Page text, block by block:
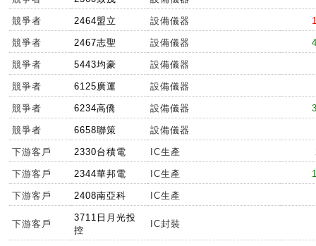
競爭者 2464盟立 設備儀器
競爭者 2467志聖 設備儀器
競爭者 5443均豪 設備儀器
競爭者 6125廣運 設備儀器
競爭者 6234高僑 設備儀器
競爭者 6658聯策 設備儀器
下游客戶 2330台積電 IC生產
下游客戶 2344華邦電 IC生產
下游客戶 2408南亞科 IC生產
下游客戶
3711日月光投
控
IC封裝